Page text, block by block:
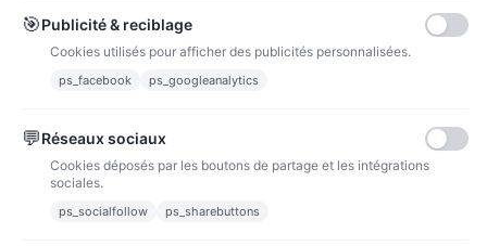
Paiements sécurisés via paypal et paypal 4 fois sans frais
Fidélité
🎯Publicité & reciblage
Cookies utilisés pour afficher des publicités personnalisées.
ps_facebook ps_googleanalytics
💬Réseaux sociaux
Cookies déposés par les boutons de partage et les intégrations
sociales.
ps_socialfollow ps_sharebuttons